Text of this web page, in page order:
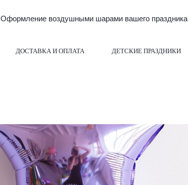
Оформление воздушными шарами вашего праздника
ДОСТАВКА И ОПЛАТА ДЕТСКИЕ ПРАЗДНИКИ